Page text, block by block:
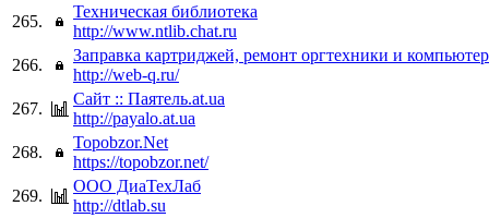
265.
Техническая библиотека
http://www.ntlib.chat.ru
266.
Заправка картриджей, ремонт оргтехники и
http://web-q.ru/
267.
Сайт :: Паятель.at.ua
http://payalo.at.ua
268.
Topobzor.Net
https://topobzor.net/
269.
ООО ДиаТехЛаб
http://dtlab.su